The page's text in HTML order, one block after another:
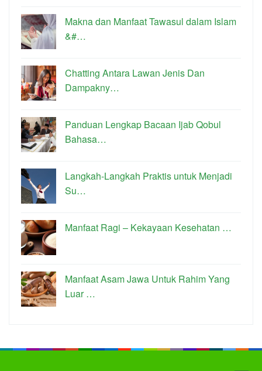
Makna dan Manfaat Tawasul dalam Islam
&#…
Chatting Antara Lawan Jenis Dan
Dampakny…
Panduan Lengkap Bacaan Ijab Qobul
Bahasa…
Langkah-Langkah Praktis untuk Menjadi
Su…
Manfaat Ragi – Kekayaan Kesehatan …
Manfaat Asam Jawa Untuk Rahim Yang
Luar …